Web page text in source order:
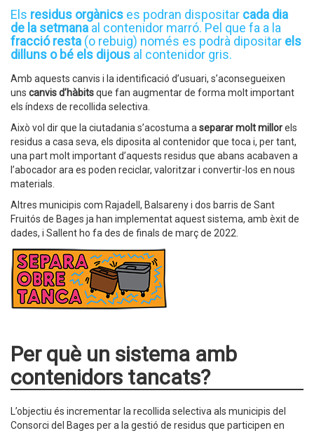
Els residus orgànics es podran dispositar cada dia
de la setmana al contenidor marró. Pel que fa a la
fracció resta (o rebuig) només es podrà dipositar els
dilluns o bé els dijous al contenidor gris.
Amb aquests canvis i la identificació d’usuari, s’aconsegueixen
uns canvis d’hàbitsque fan augmentar de forma molt important
els índexs de recollida selectiva.
Això vol dir que la ciutadania s’acostuma a separar molt millorels
residus a casa seva, els diposita al contenidor que toca i, per tant,
una part molt important d’aquests residus que abans acabaven a
l’abocador ara es poden reciclar, valoritzar i convertir-los en nous
materials.
Altres municipis com Rajadell, Balsareny i dos barris de Sant
Fruitós de Bages ja han implementat aquest sistema, amb èxit de
dades, i Sallent ho fa des de finals de març de 2022.
Per què un sistema amb
contenidors tancats?
L’objectiu és incrementar la recollida selectiva als municipis del
Consorci del Bages per a la gestió de residus que participen en